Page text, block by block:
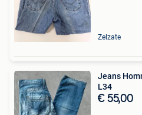
Zelzate
Jeans
L34
€ 55,00